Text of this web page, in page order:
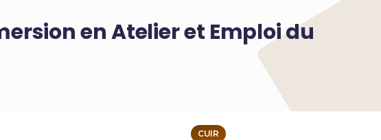
en Atelier et Emploi du
CUIR